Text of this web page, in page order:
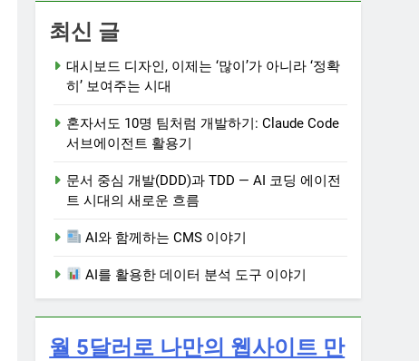
최신 글
대시보드 디자인, 이제는 ‘많이’가 아니라 ‘정확
히’ 보여주는 시대
혼자서도 10명 팀처럼 개발하기: Claude Code
서브에이전트 활용기
문서 중심 개발(DDD)과 TDD — AI 코딩 에이전
트 시대의 새로운 흐름
AI와 함께하는 CMS 이야기
AI를 활용한 데이터 분석 도구 이야기
월 5달러로 나만의 웹사이트 만